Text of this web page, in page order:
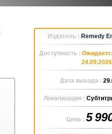
Издатель : Remedy
Доступность :
24.09.2026
Дата выхода :
Локализация :
Цена : 5